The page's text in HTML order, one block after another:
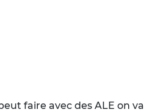
faire avec des ALE on va